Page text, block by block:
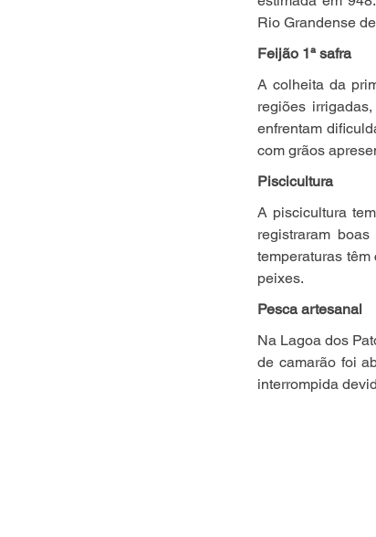
Rio Grandense
Feijão 1ª safra
A colheita da
regiões
enfrentam
com grãos
Piscicultura
A piscicultura
registraram
temperaturas
peixes.
Pesca artesanal
Na Lagoa dos
de camarão foi
interrompida